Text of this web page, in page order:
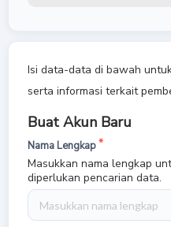
Isi data-data di bawah
serta informasi terkait
Buat Akun Baru
Nama Lengkap
Masukkan nama lengkap
diperlukan pencarian data.